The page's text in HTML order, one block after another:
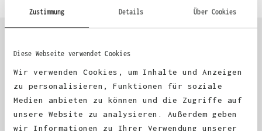
Zustimmung Details Über Cookies
Diese Webseite verwendet Cookies
Wir verwenden Cookies, um Inhalte und Anzeigen
zu personalisieren, Funktionen für soziale
Medien anbieten zu können und die Zugriffe auf
unsere Website zu analysieren. Außerdem geben
wir Informationen zu Ihrer Verwendung unserer
du auch bequem über das Bestellformular, per E-Mail oder
KUNDEN FEEDBACK 🫶
Excellent